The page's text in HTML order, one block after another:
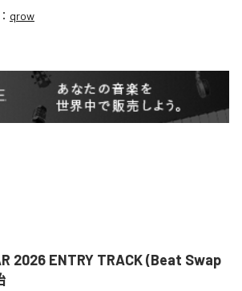
qrow
2026 ENTRY TRACK (Beat Swap